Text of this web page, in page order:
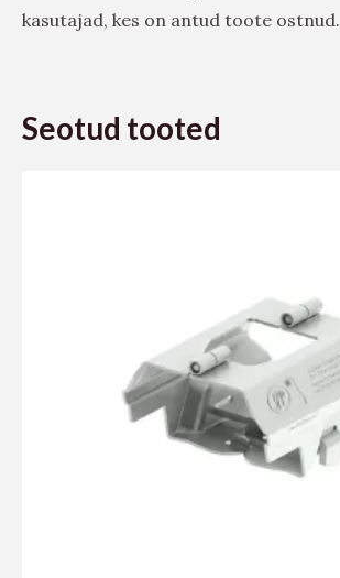
kasutajad, kes on antud toote ostnud.
Seotud tooted